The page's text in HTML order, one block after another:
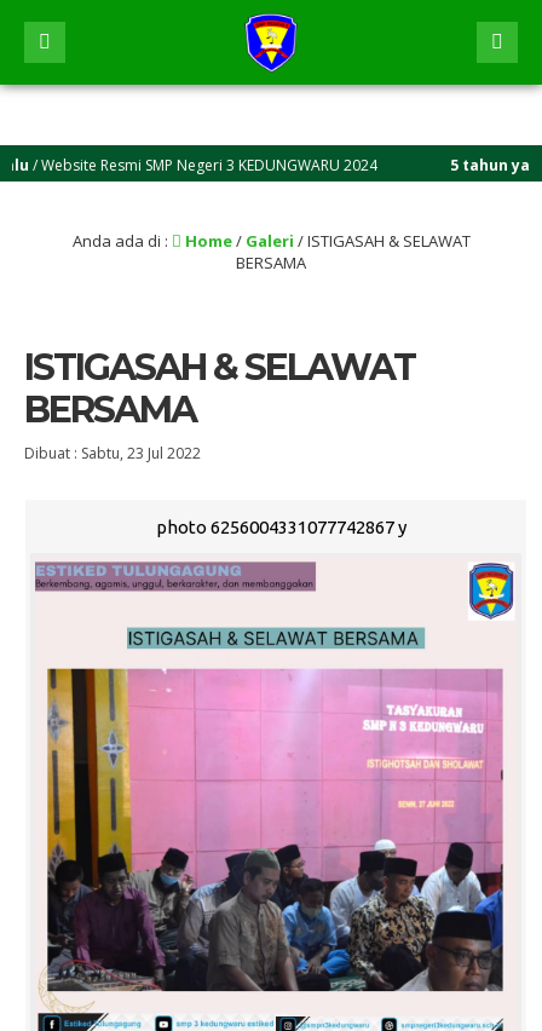
Resmi SMP Negeri 3 KEDUNGWARU 2024 5 tahun yang
Anda ada di : Home/ Galeri /ISTIGASAH & SELAWAT
BERSAMA
ISTIGASAH & SELAWAT
BERSAMA
Dibuat : Sabtu, 23 Jul 2022
photo 6256004331077742867 y